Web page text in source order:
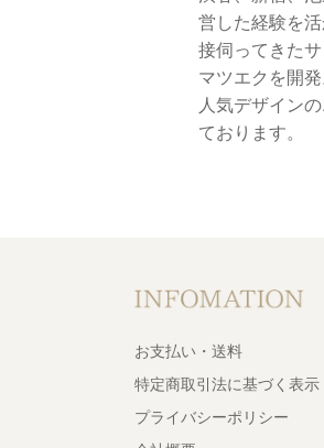
営した経験を
接伺ってきた
マツエクを開
人気デザイン
ております。
お支払い・送料
特定商取引法に基づく表示
プライバシーポリシー